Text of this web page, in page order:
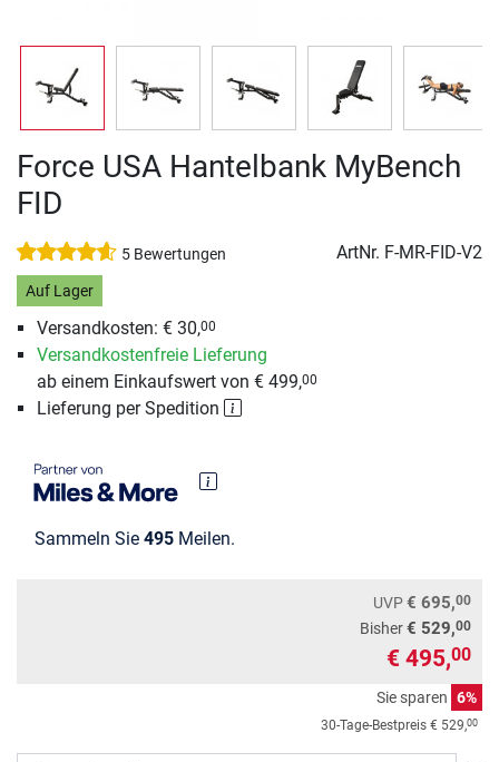
Force USA Hantelbank MyBench
FID
5 Bewertungen ArtNr. F-MR-FID-V2
Auf Lager
Versandkosten: € 30,00
Versandkostenfreie Lieferung
ab einem Einkaufswert von € 499,00
Lieferung per Spedition
Sammeln Sie 495 Meilen.
UVP€ 695,00
Bisher€ 529,00
€ 495,00
Sie sparen 6%
30-Tage-Bestpreis € 529,00